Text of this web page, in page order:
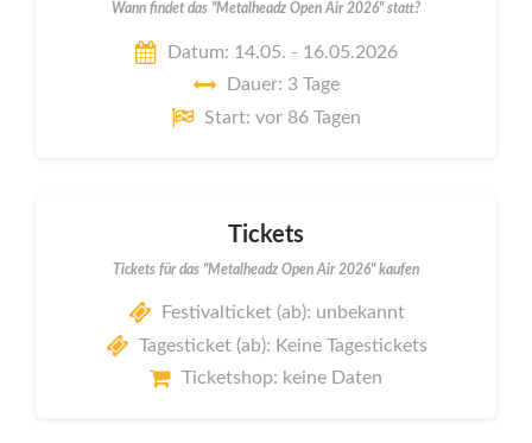
Wann findet das "Metalheadz Open Air 2026" statt?
Datum: 14.05. - 16.05.2026
Dauer: 3 Tage
Start: vor 86 Tagen
Tickets
Tickets für das "Metalheadz Open Air 2026" kaufen
Festivalticket (ab): unbekannt
Tagesticket (ab): Keine Tagestickets
Ticketshop: keine Daten